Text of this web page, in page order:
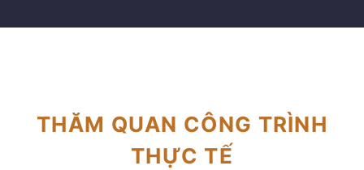
THĂM QUAN CÔNG TRÌNH
THỰC TẾ